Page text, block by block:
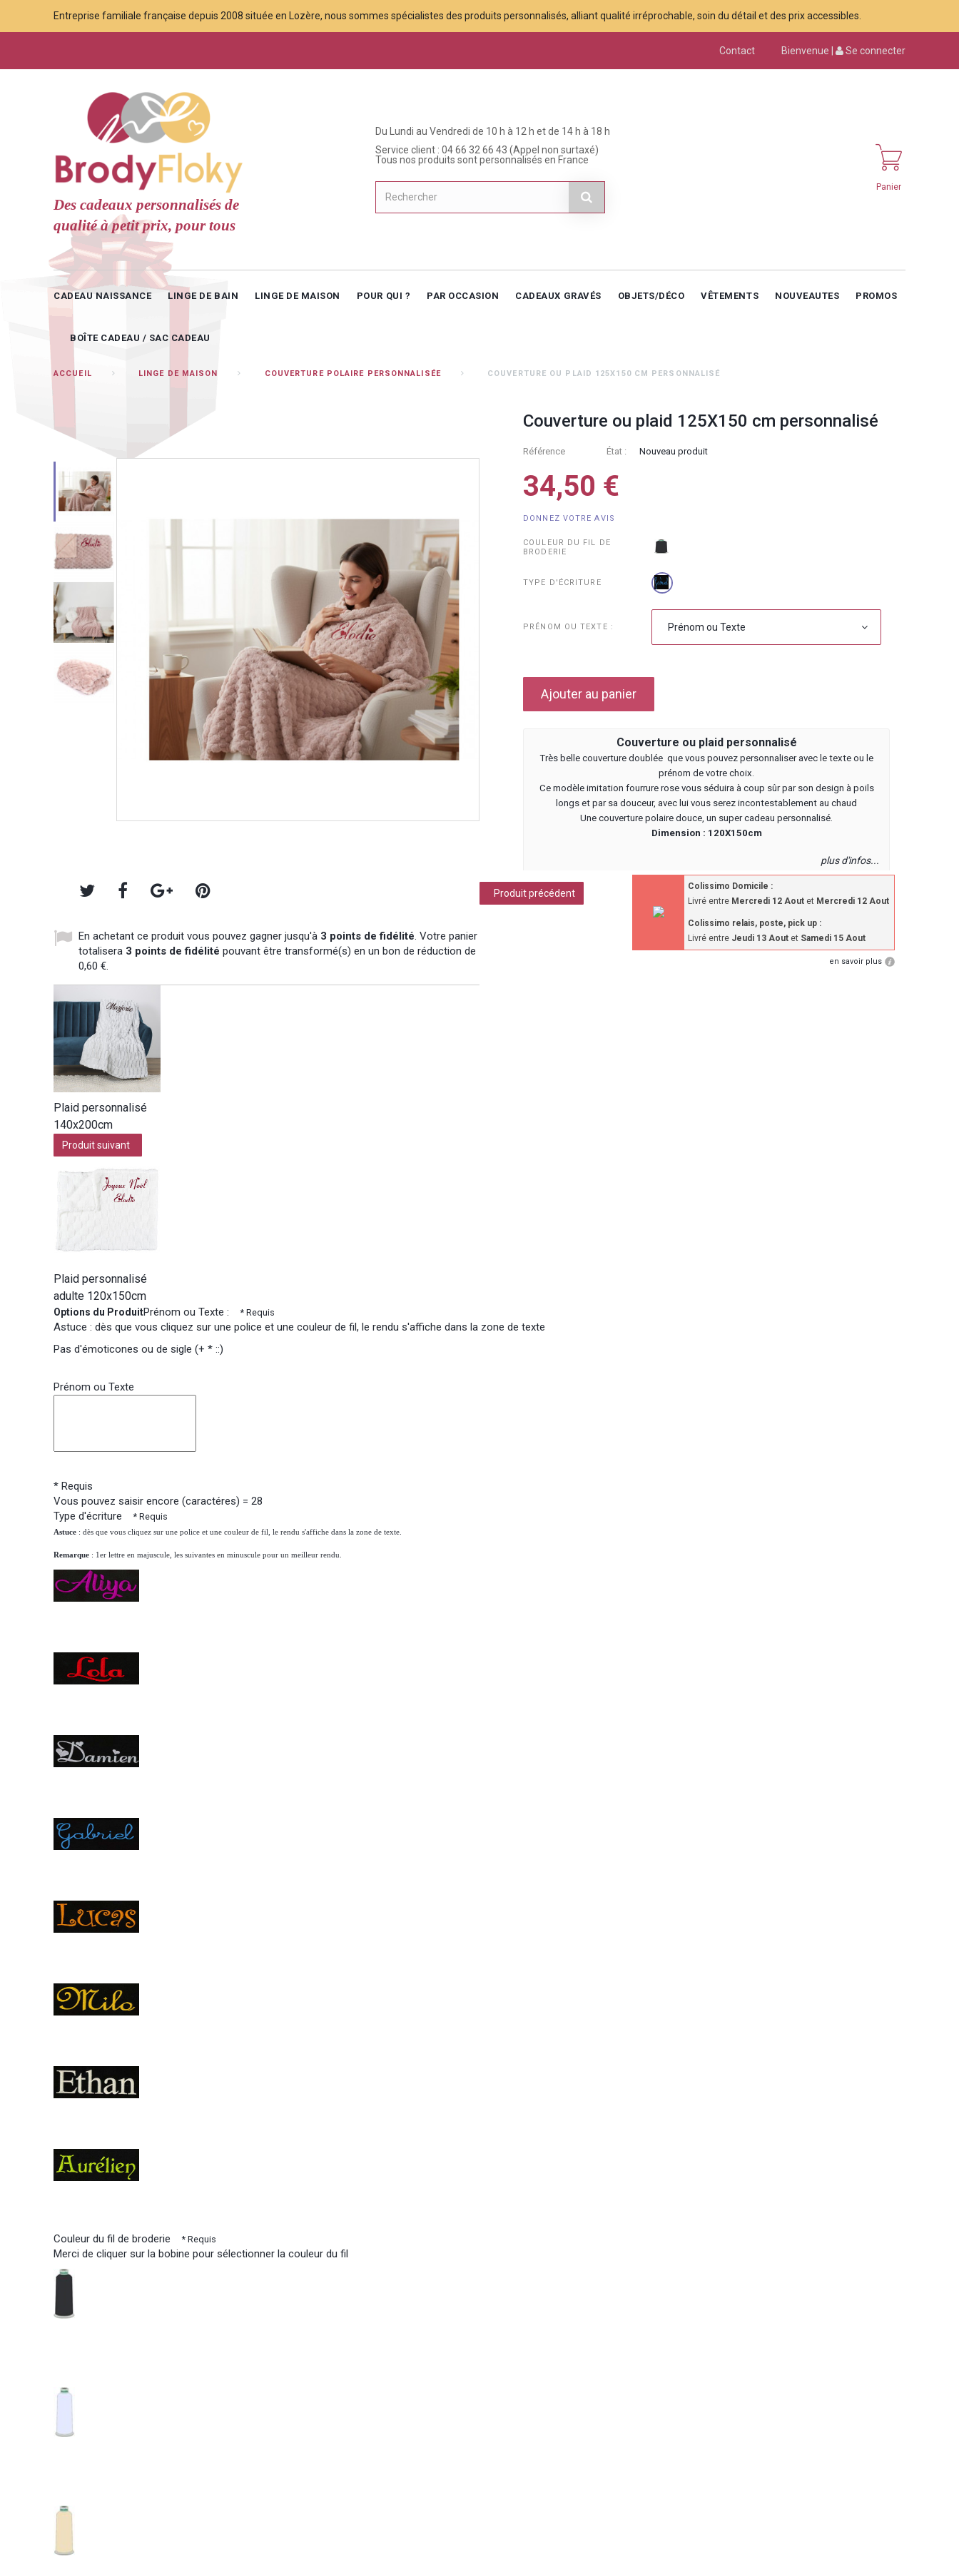
Entreprise familiale française depuis 2008 située en Lozère, nous sommes spécialistes des produits personnalisés, alliant qualité irréprochable, soin du détail et des prix accessibles.
Contact Bienvenue | Se connecter
Des cadeaux personnalisés de
qualité à petit prix, pour tous
Du Lundi au Vendredi de 10 h à 12 h et de 14 h à 18 h
Service client : 04 66 32 66 43 (Appel non surtaxé)
Tous nos produits sont personnalisés en France
Panier
CADEAU NAISSANCE LINGE DE BAIN LINGE DE MAISON POUR QUI ? PAR OCCASION CADEAUX GRAVÉS OBJETS/DÉCO VÊTEMENTS NOUVEAUTES PROMOS
BOÎTE CADEAU / SAC CADEAU
ACCUEIL LINGE DE MAISON COUVERTURE POLAIRE PERSONNALISÉE COUVERTURE OU PLAID 125X150 CM PERSONNALISÉ
Couverture ou plaid 125X150 cm personnalisé
Référence État : Nouveau produit
34,50 €
DONNEZ VOTRE AVIS
COULEUR DU FIL DE
BRODERIE
TYPE D'ÉCRITURE
PRÉNOM OU TEXTE : Prénom ou Texte
Ajouter au panier
Couverture ou plaid personnalisé
Très belle couverture doublée que vous pouvez personnaliser avec le texte ou le
prénom de votre choix.
Ce modèle imitation fourrure rose vous séduira à coup sûr par son design à poils
longs et par sa douceur, avec lui vous serez incontestablement au chaud
Une couverture polaire douce, un super cadeau personnalisé.
Dimension : 120X150cm
plus d'infos...
Colissimo Domicile :
Livré entre Mercredi 12 Aout et Mercredi 12 Aout
Colissimo relais, poste, pick up :
Livré entre Jeudi 13 Aout et Samedi 15 Aout
en savoir plus
En achetant ce produit vous pouvez gagner jusqu'à 3 points de fidélité. Votre panier
totalisera 3 points de fidélité pouvant être transformé(s) en un bon de réduction de
0,60 €.
Produit précédent
Plaid personnalisé
140x200cm
Produit suivant
Plaid personnalisé
adulte 120x150cm
Options du ProduitPrénom ou Texte :* Requis
Astuce : dès que vous cliquez sur une police et une couleur de fil, le rendu s'affiche dans la zone de texte
Pas d'émoticones ou de sigle (+ * ::)
Prénom ou Texte
* Requis
Vous pouvez saisir encore (caractéres) = 28
Type d'écriture* Requis
Astuce : dès que vous cliquez sur une police et une couleur de fil, le rendu s'affiche dans la zone de texte.
Remarque : 1er lettre en majuscule, les suivantes en minuscule pour un meilleur rendu.
Couleur du fil de broderie* Requis
Merci de cliquer sur la bobine pour sélectionner la couleur du fil